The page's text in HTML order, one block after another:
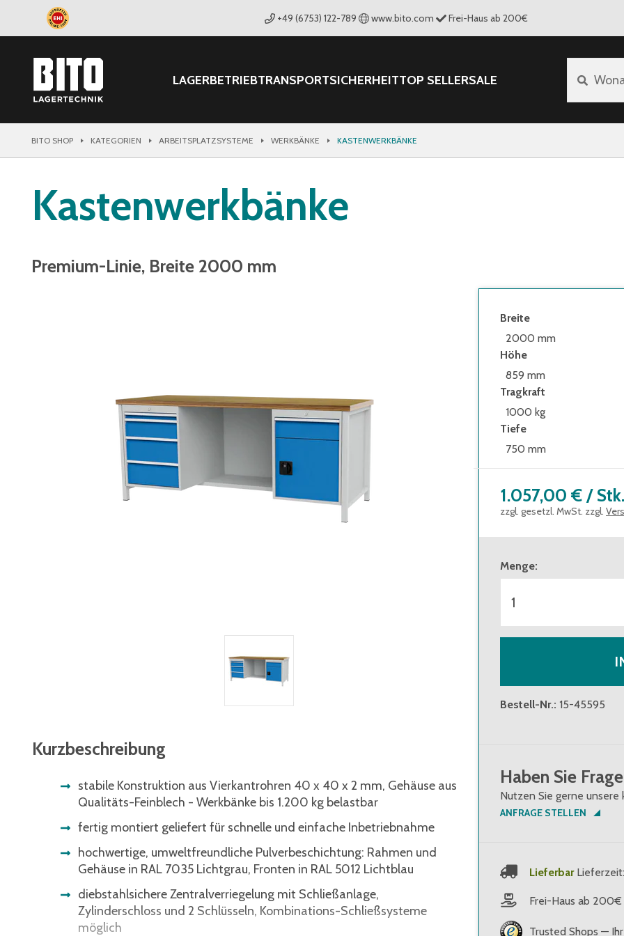
+49 (6753) 122-789 www.bito.com Frei-Haus ab 200€
LAGERBETRIEBTRANSPORTSICHERHEITTOP SELLERSALE
BITO SHOP KATEGORIEN ARBEITSPLATZSYSTEME WERKBÄNKE KASTENWERKBÄNKE
Kastenwerkbänke
Premium-Linie, Breite 2000 mm
Kurzbeschreibung
stabile Konstruktion aus Vierkantrohren 40 x 40 x 2 mm, Gehäuse aus
Qualitäts-Feinblech - Werkbänke bis 1.200 kg belastbar
fertig montiert geliefert für schnelle und einfache Inbetriebnahme
hochwertige, umweltfreundliche Pulverbeschichtung: Rahmen und
Gehäuse in RAL 7035 Lichtgrau, Fronten in RAL 5012 Lichtblau
diebstahlsichere Zentralverriegelung mit Schließanlage,
Zylinderschloss und 2 Schlüsseln, Kombinations-Schließsysteme
möglich
Breite
2000 mm
Höhe
859 mm
Tragkraft
1000 kg
Tiefe
750 mm
1.057,00 € / Stk.
zzgl. gesetzl. MwSt. zzgl.
Menge:
Bestell-Nr.: 15-45595
Haben Sie
Nutzen Sie gerne unsere
ANFRAGE STELLEN
Lieferbar
Frei-Haus ab 200€
Trusted Shops —